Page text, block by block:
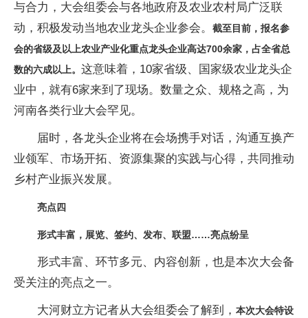
与合力，大会组委会与各地政府及农业农村局广泛联
动，积极发动当地农业龙头企业参会。 截至目前，报名参
会的省级及以上农业产业化重点龙头企业高达700余家，占全省总
数的六成以上。 这意味着，10家省级、国家级农业龙头企
业中，就有6家来到了现场。数量之众、规格之高，为
河南各类行业大会罕见。
届时，各龙头企业将在会场携手对话，沟通互换产
业领军、市场开拓、资源集聚的实践与心得，共同推动
乡村产业振兴发展。
亮点四
形式丰富，展览、签约、发布、联盟……亮点纷呈
形式丰富、环节多元、内容创新，也是本次大会备
受关注的亮点之一。
大河财立方记者从大会组委会了解到， 本次大会特设